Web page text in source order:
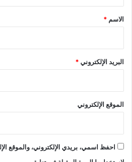
*
الاسم *
البريد الإلكتروني*
الموقع الإلكتروني
احفظ اسمي، بريدي الإلكتروني، والموقع